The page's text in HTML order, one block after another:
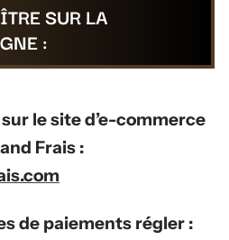
SUR LA
:
le site d’e-commerce
Frais :
de paiements régler :